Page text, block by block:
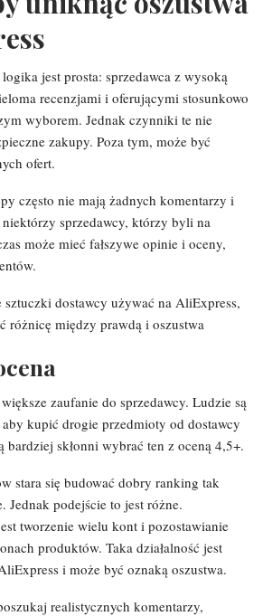
jest prosta: sprzedawca z wysoką
recenzjami i oferującymi stosunkowo
wyborem. Jednak czynniki te nie
zakupy. Poza tym, może być
ofert.
często nie mają żadnych komentarzy i
sprzedawcy, którzy byli na
może mieć fałszywe opinie i oceny,
sztuczki dostawcy używać na AliExpress,
różnicę między prawdą i oszustwa
zaufanie do sprzedawcy. Ludzie są
kupić drogie przedmioty od dostawcy
bardziej skłonni wybrać ten z oceną 4,5+.
stara się budować dobry ranking tak
podejście to jest różne.
tworzenie wielu kont i pozostawianie
produktów. Taka działalność jest
i może być oznaką oszustwa.
realistycznych komentarzy,